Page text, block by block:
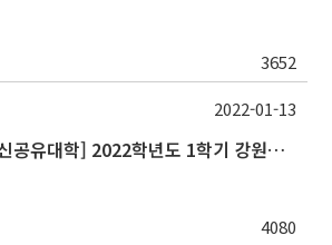
3652
[에너지신산업 혁신공유대학] 2022학년도 1학기 강원대학교 교류 수학 안내
4080
2022-01-13